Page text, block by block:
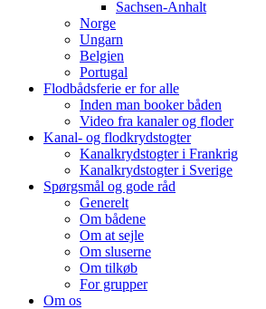
Sachsen-Anhalt
Norge
Ungarn
Belgien
Portugal
Flodbådsferie er for alle
Inden man booker båden
Video fra kanaler og floder
Kanal- og flodkrydstogter
Kanalkrydstogter i Frankrig
Kanalkrydstogter i Sverige
Spørgsmål og gode råd
Generelt
Om bådene
Om at sejle
Om sluserne
Om tilkøb
For grupper
Om os